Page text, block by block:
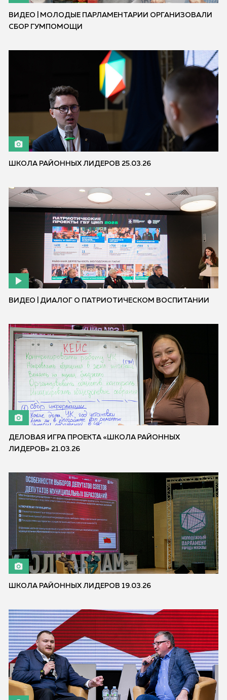
ВИДЕО | МОЛОДЫЕ ПАРЛАМЕНТАРИИ ОРГАНИЗОВАЛИ
СБОР ГУМПОМОЩИ
ШКОЛА РАЙОННЫХ ЛИДЕРОВ 25.03.26
ВИДЕО | ДИАЛОГ О ПАТРИОТИЧЕСКОМ ВОСПИТАНИИ
ДЕЛОВАЯ ИГРА ПРОЕКТА «ШКОЛА РАЙОННЫХ
ЛИДЕРОВ» 21.03.26
ШКОЛА РАЙОННЫХ ЛИДЕРОВ 19.03.26